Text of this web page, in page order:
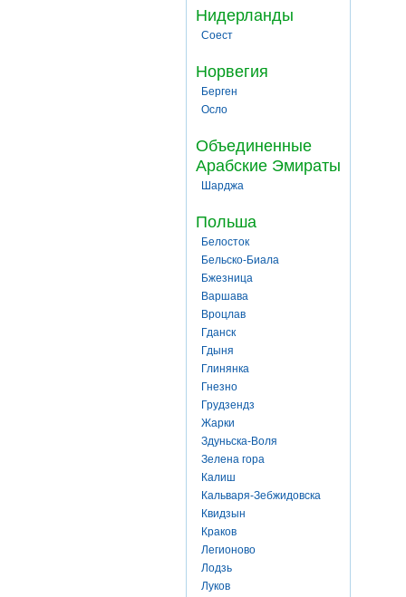
Нидерланды
Соест
Норвегия
Берген
Осло
Объединенные
Арабские Эмираты
Шарджа
Польша
Белосток
Бельско-Биала
Бжезница
Варшава
Вроцлав
Гданск
Гдыня
Глинянка
Гнезно
Грудзендз
Жарки
Здуньска-Воля
Зелена гора
Калиш
Кальваря-Зебжидовска
Квидзын
Краков
Легионово
Лодзь
Луков